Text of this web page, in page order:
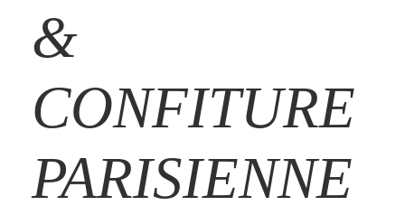
&
CONFITURE
PARISIENNE